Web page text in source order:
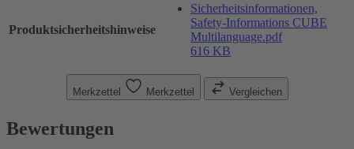
Produktsicherheitshinweise
Sicherheitsinformationen,
Safety-Informations CUBE
Multilanguage.pdf
616 KB
Merkzettel Merkzettel Vergleichen
Bewertungen